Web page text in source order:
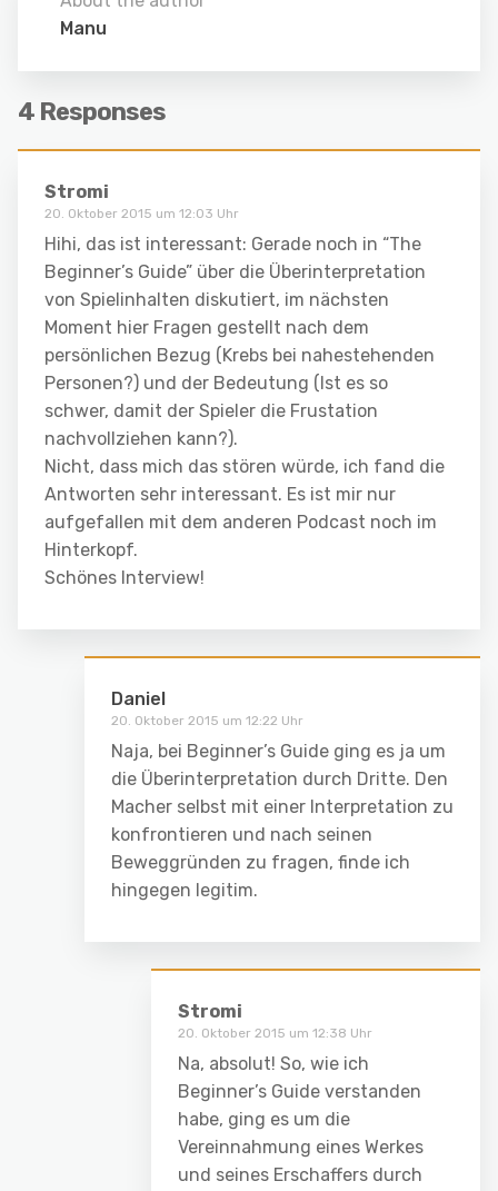
Manu
4 Responses
Stromi
20. Oktober 2015 um 12:03 Uhr
Hihi, das ist interessant: Gerade noch in “The
Beginner’s Guide” über die Überinterpretation
von Spielinhalten diskutiert, im nächsten
Moment hier Fragen gestellt nach dem
persönlichen Bezug (Krebs bei nahestehenden
Personen?) und der Bedeutung (Ist es so
schwer, damit der Spieler die Frustation
nachvollziehen kann?).
Nicht, dass mich das stören würde, ich fand die
Antworten sehr interessant. Es ist mir nur
aufgefallen mit dem anderen Podcast noch im
Hinterkopf.
Schönes Interview!
Daniel
20. Oktober 2015 um 12:22 Uhr
Naja, bei Beginner’s Guide ging es ja um
die Überinterpretation durch Dritte. Den
Macher selbst mit einer Interpretation zu
konfrontieren und nach seinen
Beweggründen zu fragen, finde ich
hingegen legitim.
Stromi
20. Oktober 2015 um 12:38 Uhr
Na, absolut! So, wie ich
Beginner’s Guide verstanden
habe, ging es um die
Vereinnahmung eines Werkes
und seines Erschaffers durch